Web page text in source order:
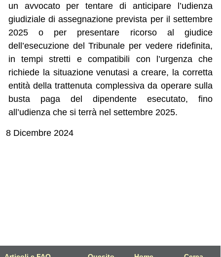
un avvocato per tentare di anticipare l’udienza
giudiziale di assegnazione prevista per il settembre
2025 o per presentare ricorso al giudice
dell’esecuzione del Tribunale per vedere ridefinita,
in tempi stretti e compatibili con l’urgenza che
richiede la situazione venutasi a creare, la corretta
entità della trattenuta complessiva da operare sulla
busta paga del dipendente esecutato, fino
all’udienza che si terrà nel settembre 2025.
8 Dicembre 2024